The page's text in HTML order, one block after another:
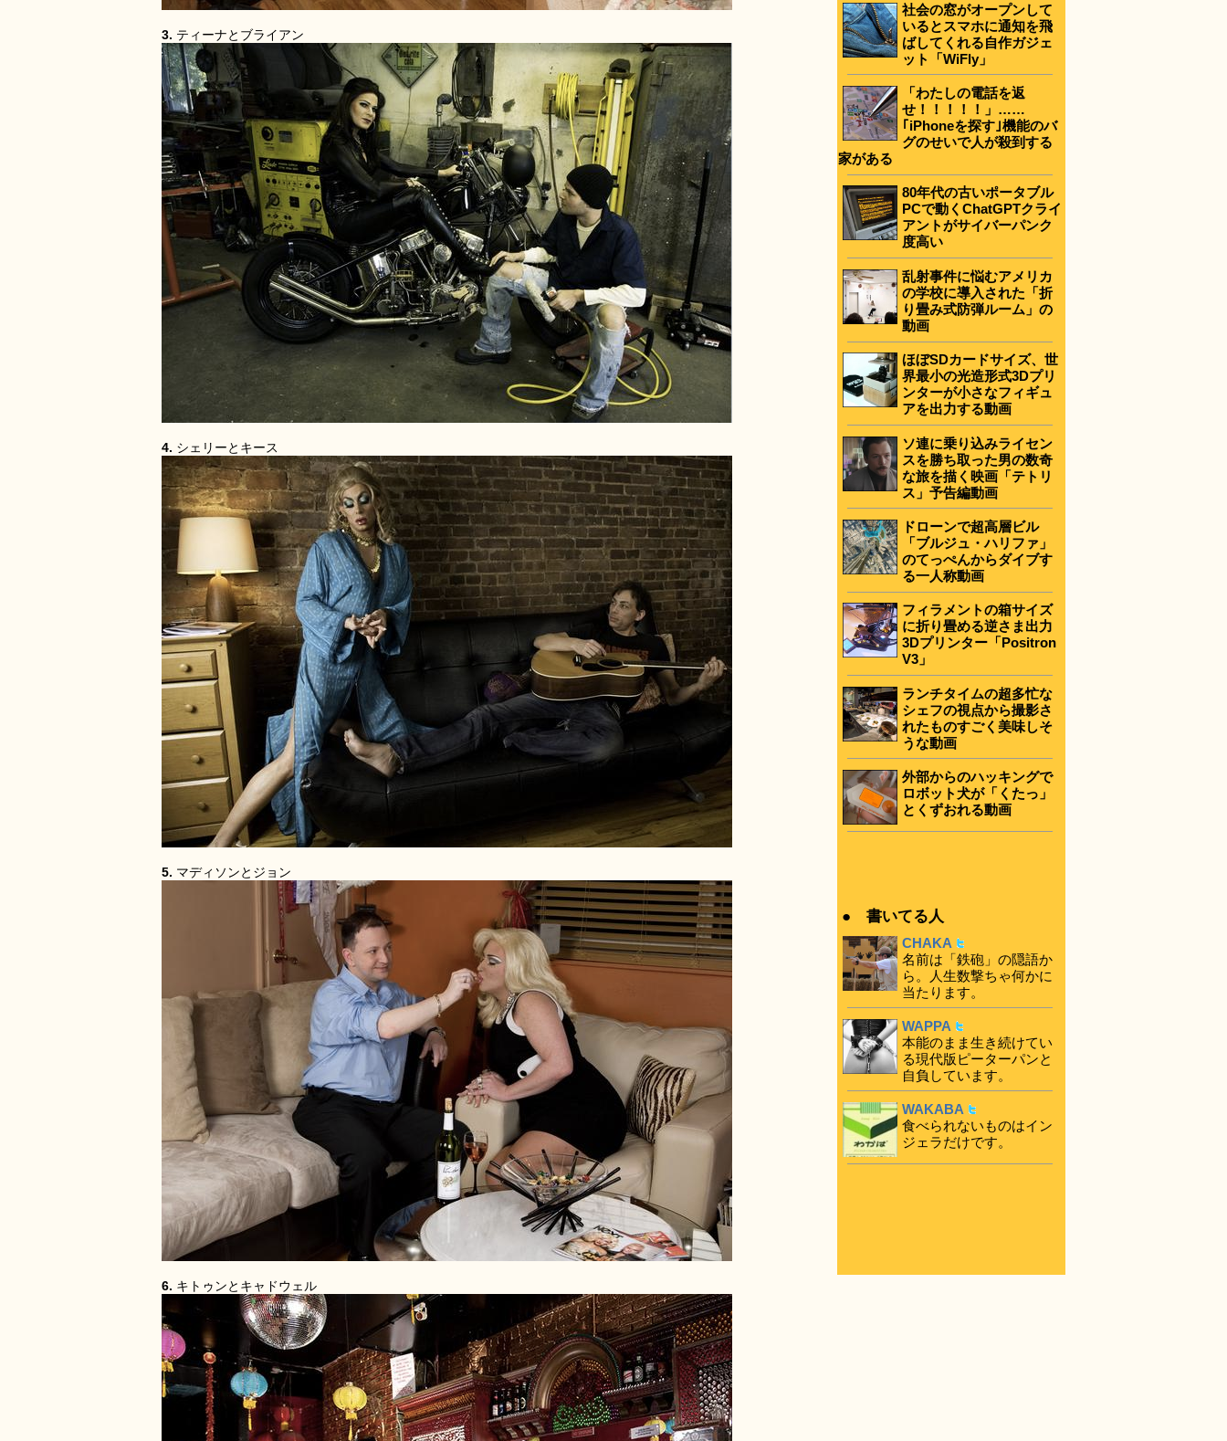
3. ティーナとブライアン
4. シェリーとキース
5. マディソンとジョン
6. キトゥンとキャドウェル
社会の窓がオープンして
いるとスマホに通知を飛
ばしてくれる自作ガジェ
ット「WiFly」
「わたしの電話を返
せ！！！！！」……
｢iPhoneを探す｣機能のバ
グのせいで人が殺到する
家がある
80年代の古いポータブル
PCで動くChatGPTクライ
アントがサイバーパンク
度高い
乱射事件に悩むアメリカ
の学校に導入された「折
り畳み式防弾ルーム」の
動画
ほぼSDカードサイズ、世
界最小の光造形式3Dプリ
ンターが小さなフィギュ
アを出力する動画
ソ連に乗り込みライセン
スを勝ち取った男の数奇
な旅を描く映画「テトリ
ス」予告編動画
ドローンで超高層ビル
「ブルジュ・ハリファ」
のてっぺんからダイブす
る一人称動画
フィラメントの箱サイズ
に折り畳める逆さま出力
3Dプリンター「Positron
V3」
ランチタイムの超多忙な
シェフの視点から撮影さ
れたものすごく美味しそ
うな動画
外部からのハッキングで
ロボット犬が「くたっ」
とくずおれる動画
● 書いてる人
CHAKA
名前は「鉄砲」の隠語か
ら。人生数撃ちゃ何かに
当たります。
WAPPA
本能のまま生き続けてい
る現代版ピーターパンと
自負しています。
WAKABA
食べられないものはイン
ジェラだけです。